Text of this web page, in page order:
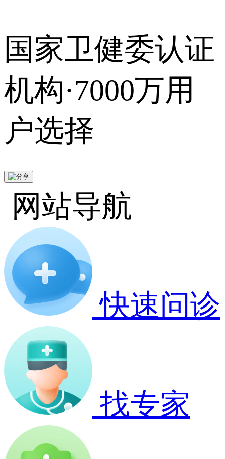
国家卫健委认证
机构·7000万用
户选择
网站导航
快速问诊
找专家